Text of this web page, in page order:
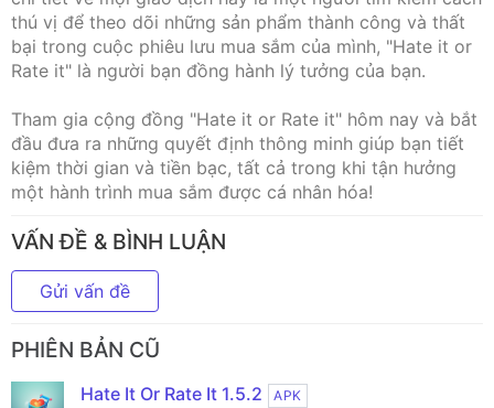
thú vị để theo dõi những sản phẩm thành công và thất
bại trong cuộc phiêu lưu mua sắm của mình, "Hate it or
Rate it" là người bạn đồng hành lý tưởng của bạn.
Tham gia cộng đồng "Hate it or Rate it" hôm nay và bắt
đầu đưa ra những quyết định thông minh giúp bạn tiết
kiệm thời gian và tiền bạc, tất cả trong khi tận hưởng
một hành trình mua sắm được cá nhân hóa!
VẤN ĐỀ & BÌNH LUẬN
Gửi vấn đề
PHIÊN BẢN CŨ
Hate It Or Rate It 1.5.2
APK